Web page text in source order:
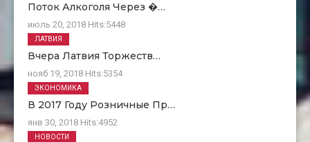
Поток Алкоголя Через �…
июль 20, 2018 Hits:5448
Вчера Латвия Торжеств…
нояб 19, 2018 Hits:5354
ЛАТВИЯ
В 2017 Году Розничные Пр…
янв 30, 2018 Hits:4952
ЭКОНОМИКА
НОВОСТИ